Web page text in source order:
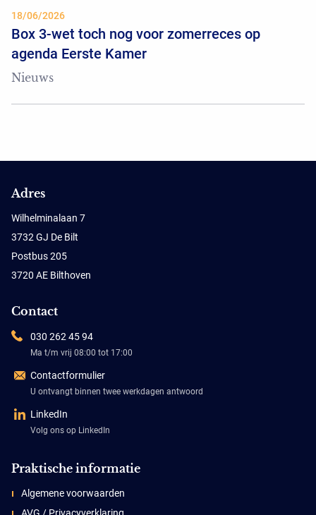
18/06/2026
Box 3-wet toch nog voor zomerreces op
agenda Eerste Kamer
Nieuws
Adres
Wilhelminalaan 7
3732 GJ De Bilt
Postbus 205
3720 AE Bilthoven
Contact
030 262 45 94
Ma t/m vrij 08:00 tot 17:00
Contactformulier
U ontvangt binnen twee werkdagen antwoord
LinkedIn
Volg ons op LinkedIn
Praktische informatie
Algemene voorwaarden